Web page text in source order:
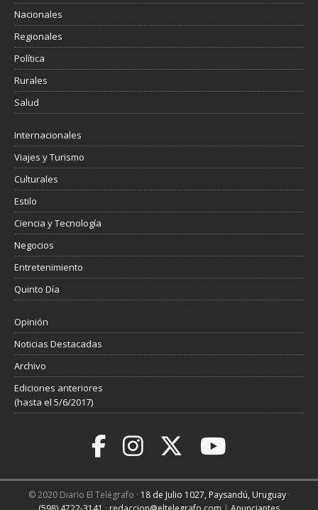
Nacionales
Regionales
Política
Rurales
Salud
Internacionales
Viajes y Turismo
Culturales
Estilo
Ciencia y Tecnología
Negocios
Entretenimiento
Quinto Día
Opinión
Noticias Destacadas
Archivo
Ediciones anteriores
(hasta el 5/6/2017)
© 2020 Diario El Telégrafo · 18 de Julio 1027, Paysandú, Uruguay·